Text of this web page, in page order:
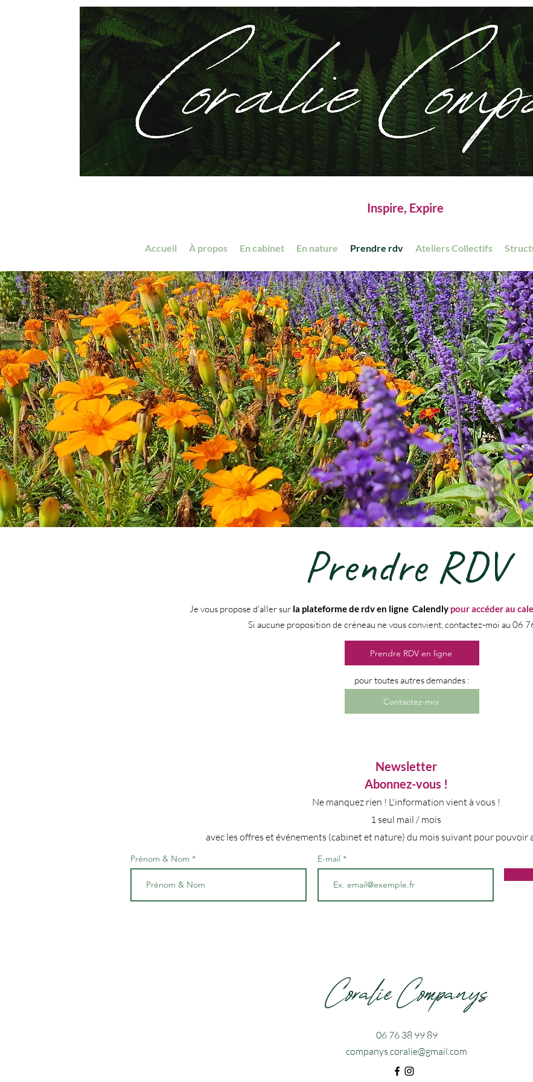
Inspire, Expire
Accueil À propos En cabinet En nature Prendre rdv Ateliers Collectifs
Prendre RDV
Je vous propose d'aller sur la plateforme de rdv en ligne Calendly pour accéder au
Si aucune proposition de créneau ne vous convient, contactez-moi au 06
Prendre RDV en ligne
pour toutes autres demandes :
Contactez-moi
Newsletter
Abonnez-vous !
Ne manquez rien ! L'information vient à vous !
1 seul mail / mois
avec les offres et événements (cabinet et nature) du mois suivant pour pouvoir
Prénom & Nom E-mail
Coralie Companys
06 76 38 99 89
companys.coralie@gmail.com